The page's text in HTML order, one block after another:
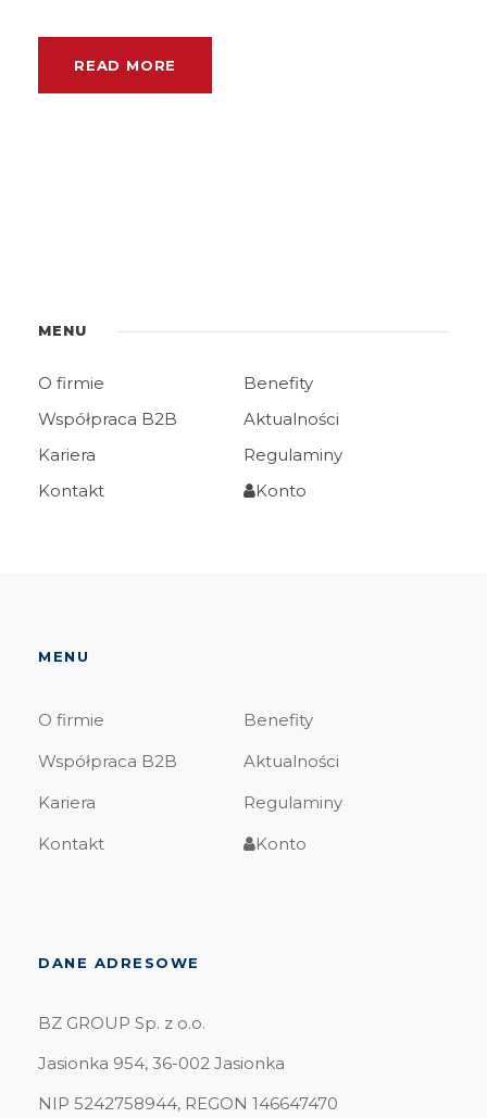
READ MORE
MENU
O firmie
Benefity
Współpraca B2B
Aktualności
Kariera
Regulaminy
Kontakt
Konto
MENU
O firmie
Benefity
Współpraca B2B
Aktualności
Kariera
Regulaminy
Kontakt
Konto
DANE ADRESOWE
BZ GROUP Sp. z o.o.
Jasionka 954, 36-002 Jasionka
NIP 5242758944, REGON 146647470